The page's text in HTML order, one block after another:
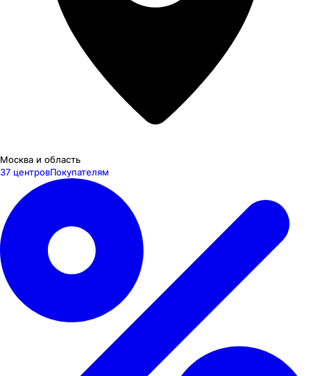
Москва и область
37 центровПокупателям